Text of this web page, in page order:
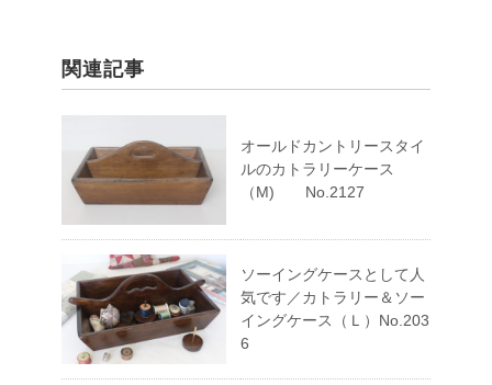
関連記事
オールドカントリースタイ
ルのカトラリーケース
（M) No.2127
ソーイングケースとして人
気です／カトラリー＆ソー
イングケース（Ｌ）No.203
6